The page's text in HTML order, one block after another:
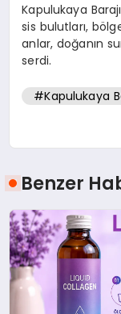
Kapulukaya
sis bulutları,
anlar, doğanın
serdi.
#Kapulukaya
Benzer